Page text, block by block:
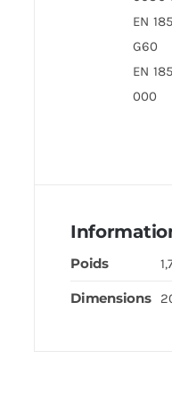
EN
G60
EN
000
Poids
Dimensions